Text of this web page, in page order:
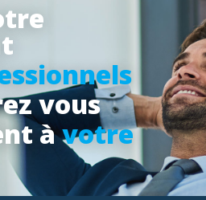
vous
àvotre